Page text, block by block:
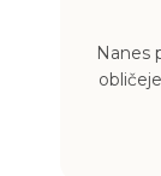
Nanes